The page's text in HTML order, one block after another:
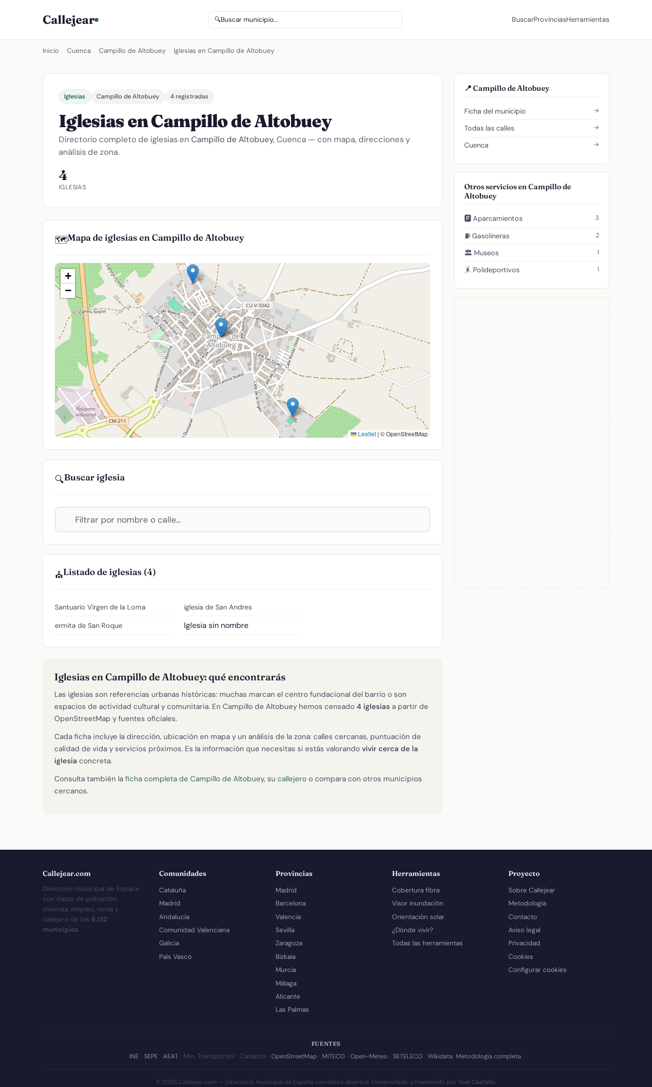
Callejear 🔍Buscar municipio... BuscarProvinciasHerramientas
Inicio Cuenca Campillo de Altobuey Iglesias en Campillo de Altobuey
Iglesias Campillo de Altobuey 4 registradas
Iglesias en Campillo de Altobuey
Directorio completo de iglesias en Campillo de Altobuey, Cuenca — con mapa, direcciones y
análisis de zona.
4
IGLESIAS
🗺️Mapa de iglesias en Campillo de Altobuey
+
−
Leaflet | © OpenStreetMap
🔍Buscar iglesia
⛪Listado de iglesias (4)
Santuario Virgen de la Loma
ermita de San Roque
iglesia de San Andres
Iglesia sin nombre
Iglesias en Campillo de Altobuey: qué encontrarás
Las iglesias son referencias urbanas históricas: muchas marcan el centro fundacional del barrio o son
espacios de actividad cultural y comunitaria. En Campillo de Altobuey hemos censado 4 iglesias a partir de
OpenStreetMap y fuentes oficiales.
Cada ficha incluye la dirección, ubicación en mapa y un análisis de la zona: calles cercanas, puntuación de
calidad de vida y servicios próximos. Es la información que necesitas si estás valorando vivir cerca de la
iglesia concreta.
Consulta también la ficha completa de Campillo de Altobuey, su callejero o compara con otros municipios
cercanos.
📍 Campillo de Altobuey
Ficha del municipio →
Todas las calles →
Cuenca →
Otros servicios en Campillo de
Altobuey
🅿️ Aparcamientos 3
⛽ Gasolineras 2
🏛️ Museos 1
🤸 Polideportivos 1
Callejear.com
Directorio municipal de España
con datos de población,
vivienda, empleo, renta y
callejero de los 8.132
municipios.
Comunidades
Cataluña
Madrid
Andalucía
Comunidad Valenciana
Galicia
País Vasco
Provincias
Madrid
Barcelona
Valencia
Sevilla
Zaragoza
Bizkaia
Murcia
Málaga
Alicante
Las Palmas
Herramientas
Cobertura fibra
Visor inundación
Orientación solar
¿Dónde vivir?
Todas las herramientas
Proyecto
Sobre Callejear
Metodología
Contacto
Aviso legal
Privacidad
Cookies
Configurar cookies
FUENTES
INE · SEPE · AEAT · Min. Transportes · Catastro · OpenStreetMap · MITECO · Open-Meteo · SETELECO · Wikidata. Metodología completa.
© 2026 Callejear.com — Directorio municipal de España con datos abiertos. Desarrollado y mantenido por Yoel Castaño.